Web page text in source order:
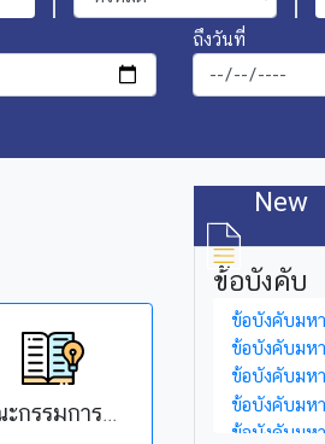
ถึงวันที่
คณะกรรมการบริหารมหาวิทยาลัย
New
ข้อบังคับ
ข้อบังคับมห
ข้อบังคับมห
ข้อบังคับมห
ข้อบังคับมห
ข้อบังคับมห